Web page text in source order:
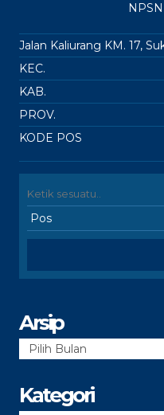
Jalan Kaliurang KM. 17,
KEC.
KAB.
PROV.
KODE POS
Arsip
Arsip
Kategori